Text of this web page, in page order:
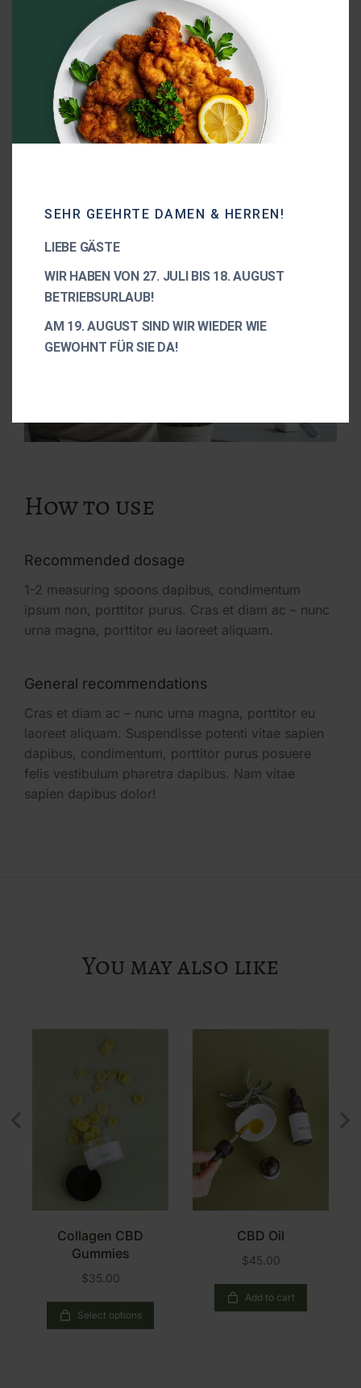
Premium quality CBD product
Clinically tested
How to use
Recommended dosage
1-2 measuring spoons dapibus, condimentum
ipsum non, porttitor purus. Cras et diam ac – nunc
urna magna, porttitor eu laoreet aliquam.
General recommendations
Cras et diam ac – nunc urna magna, porttitor eu
laoreet aliquam. Suspendisse potenti vitae sapien
dapibus, condimentum, porttitor purus posuere
felis vestibulum pharetra dapibus. Nam vitae
sapien dapibus dolor!
You may also like
Collagen CBD
Gummies
$35.00
Select options
CBD Oil
$45.00
Add to cart
SEHR GEEHRTE DAMEN & HERREN!
LIEBE GÄSTE
WIR HABEN VON 27. JULI BIS 18. AUGUST
BETRIEBSURLAUB!
AM 19. AUGUST SIND WIR WIEDER WIE
GEWOHNT FÜR SIE DA!